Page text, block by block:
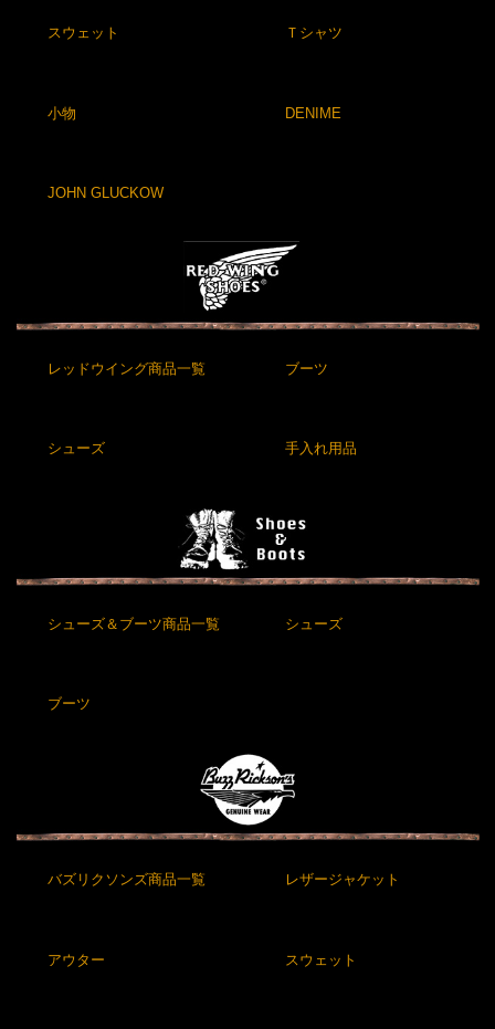
スウェット Ｔシャツ
小物 DENIME
JOHN GLUCKOW
レッドウイング商品一覧 ブーツ
シューズ 手入れ用品
シューズ＆ブーツ商品一覧 シューズ
ブーツ
バズリクソンズ商品一覧 レザージャケット
アウター スウェット